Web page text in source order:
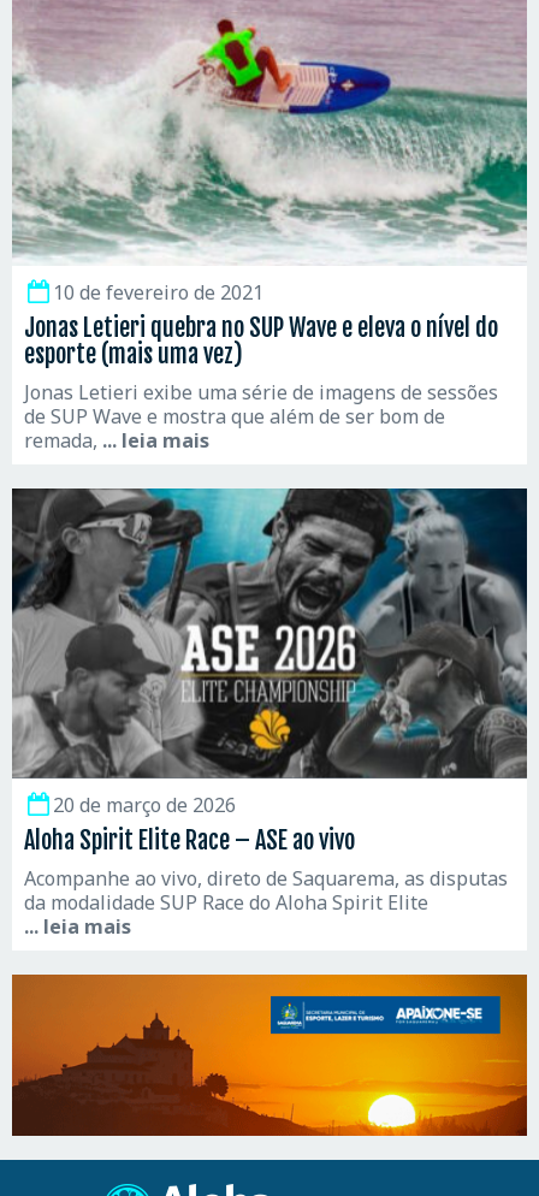
10 de fevereiro de 2021
Jonas Letieri quebra no SUP Wave e eleva o nível do
esporte (mais uma vez)
Jonas Letieri exibe uma série de imagens de sessões
de SUP Wave e mostra que além de ser bom de
remada, ... leia mais
20 de março de 2026
Aloha Spirit Elite Race – ASE ao vivo
Acompanhe ao vivo, direto de Saquarema, as disputas
da modalidade SUP Race do Aloha Spirit Elite
... leia mais